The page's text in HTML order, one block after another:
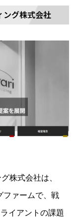
ング株式会社
株式会社は、
ファームで、戦
イアントの課題